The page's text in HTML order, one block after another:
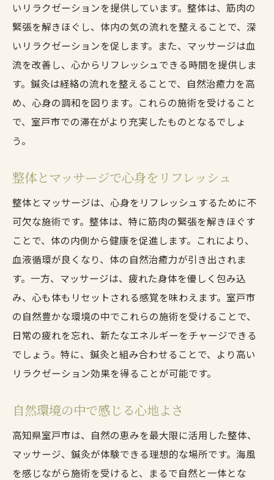
いリラクゼーションを提供しています。整体は、筋肉の
緊張を解きほぐし、体内の気の流れを整えることで、深
いリラクゼーションを促します。また、マッサージは血
流を改善し、心からリフレッシュできる時間を提供しま
す。鍼灸は経絡の流れを整えることで、自然治癒力を高
め、心身の調和を図ります。これらの施術を受けること
で、室戸市での滞在がより充実したものとなるでしょ
う。
整体とマッサージで心身をリフレッシュ
整体とマッサージは、心身をリフレッシュするために不
可欠な施術です。整体は、特に筋肉の緊張を解きほぐす
ことで、体の内側から健康を促進します。これにより、
血液循環が良くなり、体の自然治癒力が引き出されま
す。一方、マッサージは、疲れた身体を優しく包み込
み、心も体もリセットされる感覚を味わえます。室戸市
の自然豊かな環境の中でこれらの施術を受けることで、
日常の疲れを忘れ、新たなエネルギーをチャージできる
でしょう。特に、鍼灸と組み合わせることで、より高い
リラクゼーション効果を得ることが可能です。
自然環境の中で感じる心地よさ
高知県室戸市は、自然の恵みを最大限に活用した整体、
マッサージ、鍼灸が体験できる理想的な場所です。海風
を感じながら施術を受けると、まるで自然と一体とな